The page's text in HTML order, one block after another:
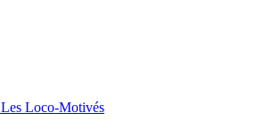
Les Loco-Motivés